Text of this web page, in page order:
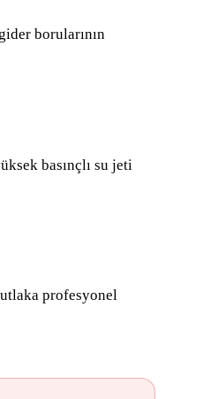
borularının
basınçlı su jeti
profesyonel